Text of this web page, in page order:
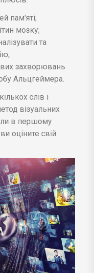
пам'яті;
мозку;
та
захворювань
Альцгеймера.
слів і
візуальних
в першому
оціните свій